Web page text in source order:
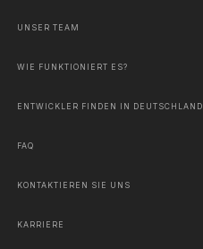
UNSER TEAM
WIE FUNKTIONIERT ES?
ENTWICKLER FINDEN IN DEUTSCHLAND
FAQ
KONTAKTIEREN SIE UNS
KARRIERE